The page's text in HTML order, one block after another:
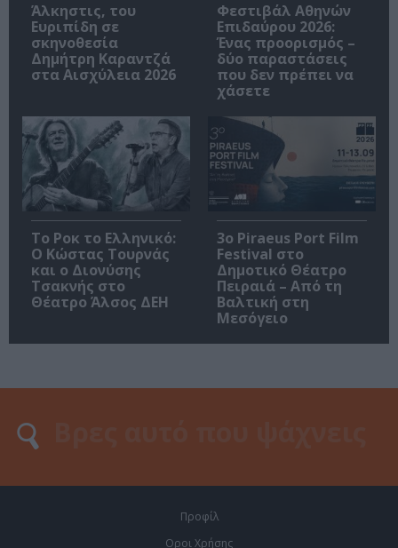
Άλκηστις, του
Ευριπίδη σε
σκηνοθεσία
Δημήτρη Καραντζά
στα Αισχύλεια 2026
Φεστιβάλ Αθηνών
Επιδαύρου 2026:
Ένας προορισμός –
δύο παραστάσεις
που δεν πρέπει να
χάσετε
Το Ροκ το Ελληνικό:
Ο Κώστας Τουρνάς
και ο Διονύσης
Τσακνής στο
Θέατρο Άλσος ΔΕΗ
3o Piraeus Port Film
Festival στο
Δημοτικό Θέατρο
Πειραιά – Από τη
Βαλτική στη
Μεσόγειο
Προφίλ
Οροι Χρήσης